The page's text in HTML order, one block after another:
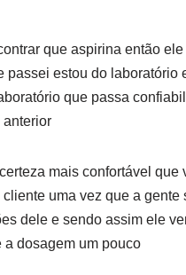
que aspirina então
passei estou do laboratório
que passa
anterior
mais confortável
uma vez que a
dele e sendo assim ele
dosagem um pouco